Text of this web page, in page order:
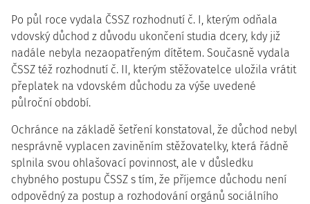
Po půl roce vydala ČSSZ rozhodnutí č. I, kterým odňala
vdovský důchod z důvodu ukončení studia dcery, kdy již
nadále nebyla nezaopatřeným dítětem. Současně vydala
ČSSZ též rozhodnutí č. II, kterým stěžovatelce uložila vrátit
přeplatek na vdovském důchodu za výše uvedené
půlroční období.
Ochránce na základě šetření konstatoval, že důchod nebyl
nesprávně vyplacen zaviněním stěžovatelky, která řádně
splnila svou ohlašovací povinnost, ale v důsledku
chybného postupu ČSSZ s tím, že příjemce důchodu není
odpovědný za postup a rozhodování orgánů sociálního